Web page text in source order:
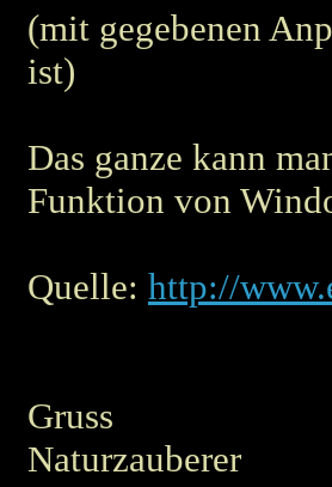
(mit gegebenen
ist)
Das ganze kann
Funktion von
Quelle: http://
Gruss
Naturzauberer